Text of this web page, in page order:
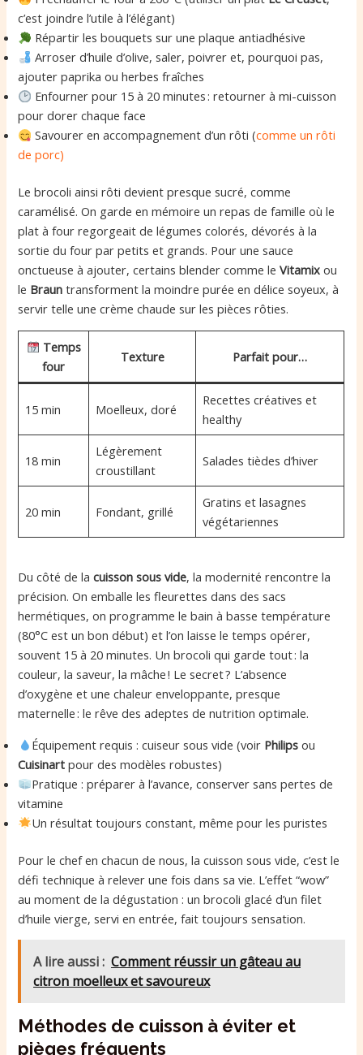
c’est joindre l’utile à l’élégant)
Répartir les bouquets sur une plaque antiadhésive
Arroser d’huile d’olive, saler, poivrer et, pourquoi pas,
ajouter paprika ou herbes fraîches
Enfourner pour 15 à 20 minutes : retourner à mi-cuisson
pour dorer chaque face
Savourer en accompagnement d’un rôti (comme un rôti
de porc)
Le brocoli ainsi rôti devient presque sucré, comme
caramélisé. On garde en mémoire un repas de famille où le
plat à four regorgeait de légumes colorés, dévorés à la
sortie du four par petits et grands. Pour une sauce
onctueuse à ajouter, certains blender comme leVitamix ou
le Braun transforment la moindre purée en délice soyeux, à
servir telle une crème chaude sur les pièces rôties.
Temps
four
Texture Parfait pour…
15 min Moelleux, doré
Recettes créatives et
healthy
18 min
Légèrement
croustillant
Salades tièdes d’hiver
20 min Fondant, grillé
Gratins et lasagnes
végétariennes
Du côté de lacuisson sous vide, la modernité rencontre la
précision. On emballe les fleurettes dans des sacs
hermétiques, on programme le bain à basse température
(80°C est un bon début) et l’on laisse le temps opérer,
souvent 15 à 20 minutes. Un brocoli qui garde tout : la
couleur, la saveur, la mâche ! Le secret ? L’absence
d’oxygène et une chaleur enveloppante, presque
maternelle : le rêve des adeptes de nutrition optimale.
Équipement requis : cuiseur sous vide (voir Philips ou
Cuisinart pour des modèles robustes)
Pratique : préparer à l’avance, conserver sans pertes de
vitamine
Un résultat toujours constant, même pour les puristes
Pour le chef en chacun de nous, la cuisson sous vide, c’est le
défi technique à relever une fois dans sa vie. L’effet “wow”
au moment de la dégustation : un brocoli glacé d’un filet
d’huile vierge, servi en entrée, fait toujours sensation.
A lire aussi : Comment réussir un gâteau au
citron moelleux et savoureux
Méthodes de cuisson à éviter et
pièges fréquents